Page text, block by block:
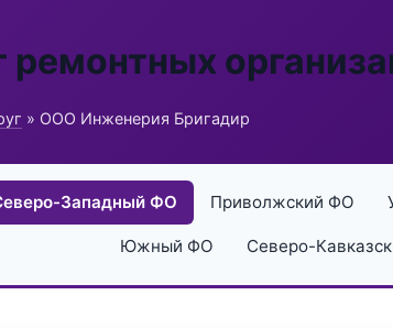
ремонтных
» ООО Инженерия Бригадир
Западный ФО Приволжский ФО
Южный ФО Северо-